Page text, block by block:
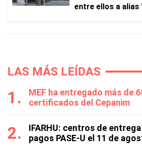
entre ellos a alias
LAS MÁS LEÍDAS
MEF ha entregado más de
certificados del Cepanim
IFARHU: centros de
pagos PASE-U el 11 de